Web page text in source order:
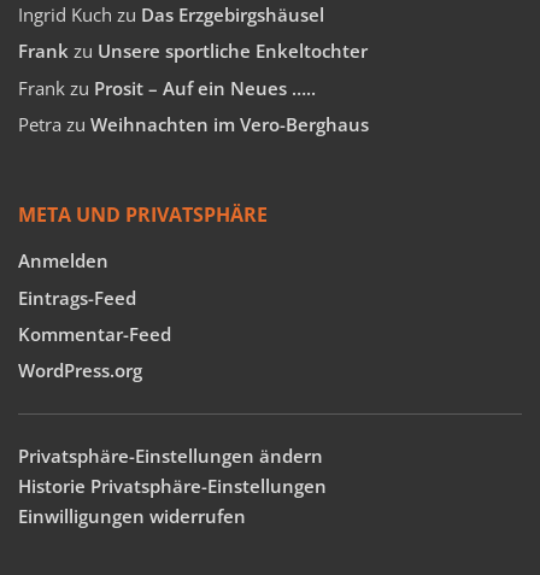
Ingrid Kuch zu Das Erzgebirgshäusel
Frank zu Unsere sportliche Enkeltochter
Frank zu Prosit – Auf ein Neues …..
Petra zu Weihnachten im Vero-Berghaus
META UND PRIVATSPHÄRE
Anmelden
Eintrags-Feed
Kommentar-Feed
WordPress.org
Privatsphäre-Einstellungen ändern
Historie Privatsphäre-Einstellungen
Einwilligungen widerrufen